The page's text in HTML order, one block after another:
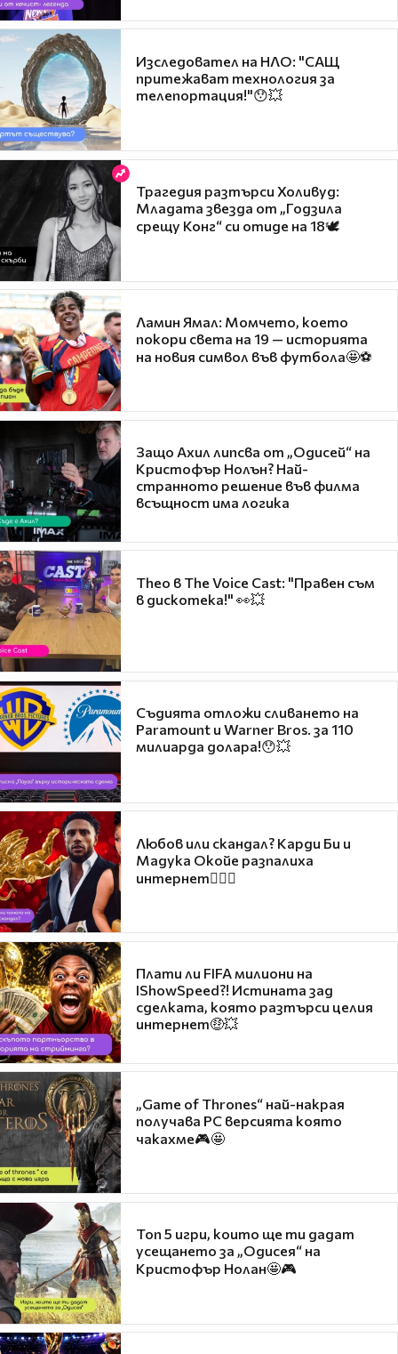
Изследовател на НЛО: "САЩ
притежават технология за
телепортация!"😯💥
Трагедия разтърси Холивуд:
Младата звезда от „Годзила
срещу Конг“ си отиде на 18🕊️
Ламин Ямал: Момчето, което
покори света на 19 — историята
на новия символ във футбола🤩⚽
Защо Ахил липсва от „Одисей“ на
Кристофър Нолън? Най-
странното решение във филма
всъщност има логика
Theo в The Voice Cast: "Правен съм
в дискотека!" 👀💥
Съдията отложи сливането на
Paramount и Warner Bros. за 110
милиарда долара!😯💥
Любов или скандал? Карди Би и
Мадука Окойе разпалиха
интернет❤️‍🔥🔥
Плати ли FIFA милиони на
IShowSpeed?! Истината зад
сделката, която разтърси целия
интернет🤑💥
„Game of Thrones“ най-накрая
получава PC версията която
чакахме🎮🤩
Топ 5 игри, които ще ти дадат
усещането за „Одисея“ на
Кристофър Нолан🤩🎮